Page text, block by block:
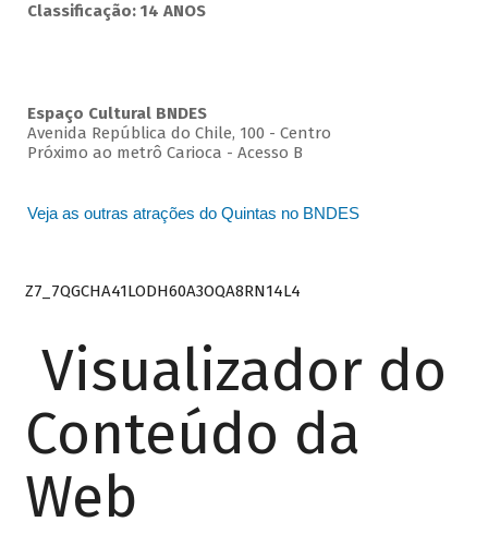
Classificação: 14 ANOS
Espaço Cultural BNDES
Avenida República do Chile, 100 - Centro
Próximo ao metrô Carioca - Acesso B
Veja as outras atrações do Quintas no BNDES
Z7_7QGCHA41LODH60A3OQA8RN14L4
Visualizador do
Conteúdo da
Web